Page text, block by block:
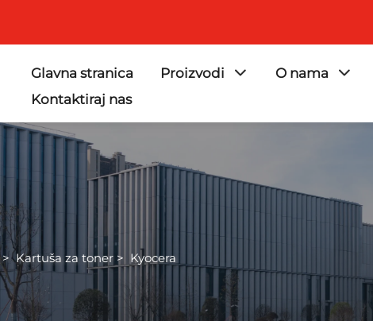
Glavna stranica Proizvodi O nama
Kontaktiraj nas
>Kartuša za toner > Kyocera